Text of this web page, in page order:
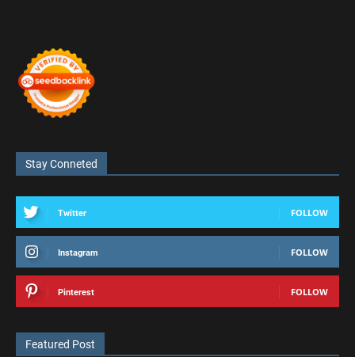
Stay Conneted
Twitter FOLLOW
Instagram FOLLOW
Pinterest FOLLOW
Featured Post